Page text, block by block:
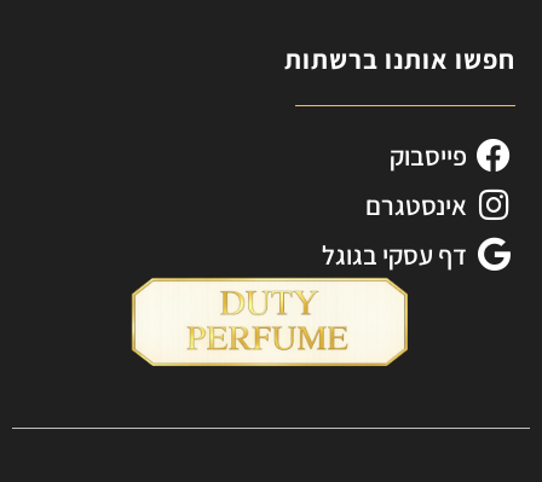
חפשו אותנו ברשתות
פייסבוק
אינסטגרם
דף עסקי בגוגל